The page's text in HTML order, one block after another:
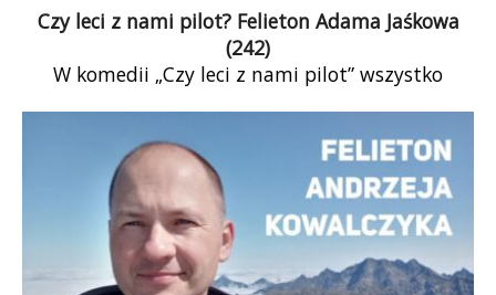
Czy leci z nami pilot? Felieton Adama Jaśkowa
(242)
W komedii „Czy leci z nami pilot” wszystko
przed tym, jak Kevin spotkał Trumpa w Nowym
Ostatnio mam wrażenie, że Polska jest trochę
takim amerykańskim samolotem, niekoniecznie
z komedii. Niemniej pytanie, czy leci w nim pilot,
jest całkiem zasadne.